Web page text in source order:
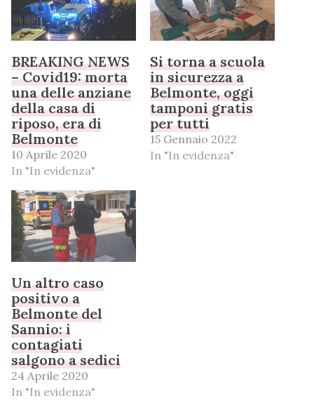
BREAKING NEWS
– Covid19: morta
una delle anziane
della casa di
riposo, era di
Belmonte
10 Aprile 2020
In "In evidenza"
Si torna a scuola
in sicurezza a
Belmonte, oggi
tamponi gratis
per tutti
15 Gennaio 2022
In "In evidenza"
Un altro caso
positivo a
Belmonte del
Sannio: i
contagiati
salgono a sedici
24 Aprile 2020
In "In evidenza"